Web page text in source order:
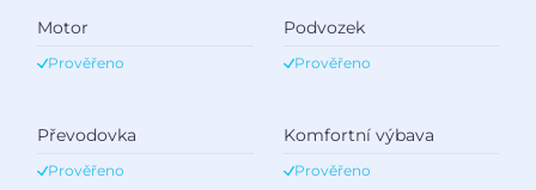
Motor
Prověřeno
Podvozek
Prověřeno
Převodovka
Prověřeno
Komfortní výbava
Prověřeno